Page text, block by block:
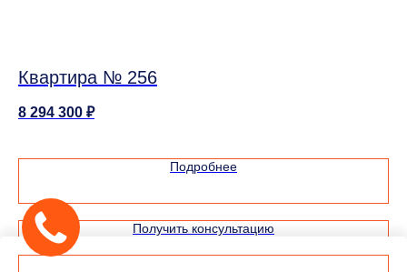
Квартира № 256
8 294 300 ₽
Подробнее
Получить консультацию